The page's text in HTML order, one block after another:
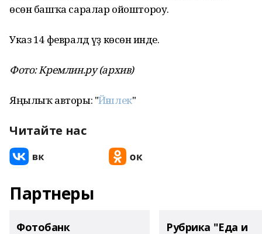
өсөн башҡа саралар ойоштороу.
Указ 14 февралдә үҙ көсөнә инде.
Фото: Кремлин.ру (архив)
Яңылыҡ авторы: "Йәшлек"
Читайте нас
Партнеры
Фотобанк Рубрика "Еда и